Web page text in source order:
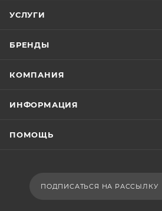
УСЛУГИ
БРЕНДЫ
КОМПАНИЯ
ИНФОРМАЦИЯ
ПОМОЩЬ
ПОДПИСАТЬСЯ НА РАССЫЛКУ